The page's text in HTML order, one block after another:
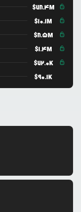
$78.4M
$10.1M
$8.5M
$1.4M
$72.0K
$90.1K